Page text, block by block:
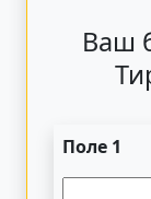
Ваш
Поле 1